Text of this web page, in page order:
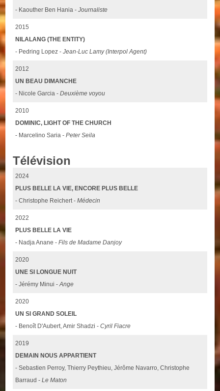
- Kaouther Ben Hania -Journaliste
2015
NILALANG (THE ENTITY)
- Pedring Lopez -Jean-Luc Lamy (Interpol Agent)
2012
UN BEAU DIMANCHE
- Nicole Garcia -Deuxième voyou
2010
DOMINIC, LIGHT OF THE CHURCH
- Marcelino Saria -Peter Seila
Télévision
2024
PLUS BELLE LA VIE, ENCORE PLUS BELLE
- Christophe Reichert -Médecin
2022
PLUS BELLE LA VIE
- Nadja Anane -Fils de Madame Danjoy
2020
UNE SI LONGUE NUIT
- Jérémy Minui -Ange
2020
UN SI GRAND SOLEIL
- Benoît D'Aubert, Amir Shadzi -Cyril Fiacre
2019
DEMAIN NOUS APPARTIENT
- Sebastien Perroy, Thierry Peythieu, Jérôme Navarro, Christophe
Barraud -Le Maton